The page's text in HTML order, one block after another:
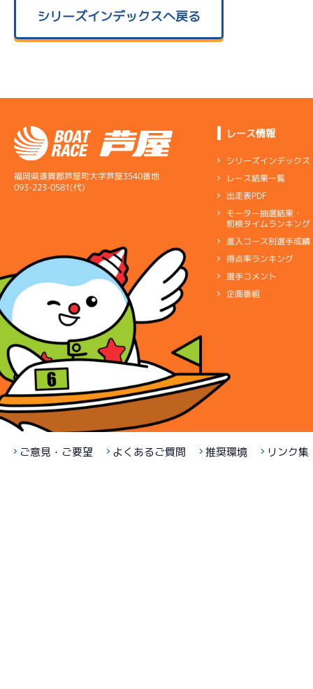
シリーズインデックスへ戻る
福岡県遠賀郡芦屋町大字芦屋3540番地
093-223-0581(代)
レース情報
シリーズインデックス
レース結果一覧
出走表PDF
モーター抽選結果・
前検タイムランキング
進入コース別選手成績
得点率ランキング
選手コメント
企画番組
ご意見・ご要望 よくあるご質問 推奨環境 リンク集